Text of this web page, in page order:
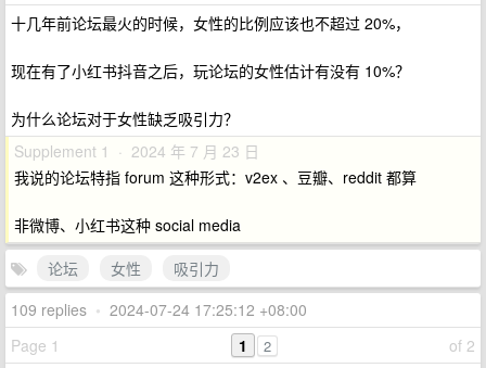
十几年前论坛最火的时候，女性的比例应该也不超过 20%，
现在有了小红书抖音之后，玩论坛的女性估计有没有 10%？
为什么论坛对于女性缺乏吸引力？
Supplement 1 · 2024 年 7 月 23 日
我说的论坛特指 forum 这种形式：v2ex 、豆瓣、reddit 都算
非微博、小红书这种 social media
论坛
女性
吸引力
109 replies • 2024-07-24 17:25:12 +08:00
Page 1
of 2
1 2